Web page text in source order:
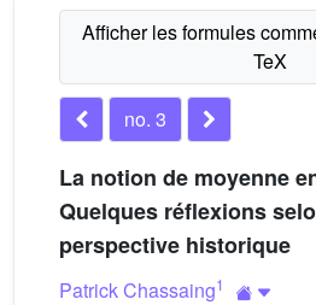
no. 3
La notion de moyenne
Quelques réflexions
perspective historique
Patrick Chassaing1